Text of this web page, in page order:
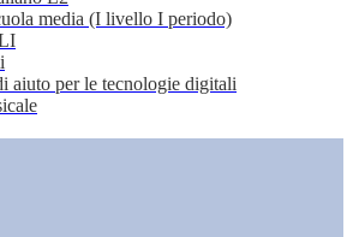
media (I livello I periodo)
aiuto per le tecnologie digitali